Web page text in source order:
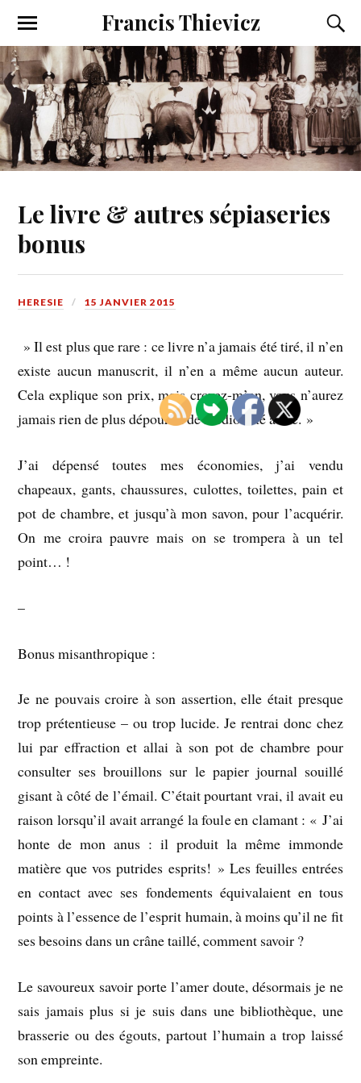
Francis Thievicz
Le livre & autres sépiaseries
bonus
HERESIE 15 JANVIER 2015
» Il est plus que rare : ce livre n’a jamais été tiré, il n’en
existe aucun manuscrit, il n’en a même aucun auteur.
Cela explique son prix, mais croyez-m’en, vous n’aurez
jamais rien de plus dépourvu de médiocrité à lire. »
J’ai dépensé toutes mes économies, j’ai vendu
chapeaux, gants, chaussures, culottes, toilettes, pain et
pot de chambre, et jusqu’à mon savon, pour l’acquérir.
On me croira pauvre mais on se trompera à un tel
point… !
–
Bonus misanthropique :
Je ne pouvais croire à son assertion, elle était presque
trop prétentieuse – ou trop lucide. Je rentrai donc chez
lui par effraction et allai à son pot de chambre pour
consulter ses brouillons sur le papier journal souillé
gisant à côté de l’émail. C’était pourtant vrai, il avait eu
raison lorsqu’il avait arrangé la foule en clamant : « J’ai
honte de mon anus : il produit la même immonde
matière que vos putrides esprits! » Les feuilles entrées
en contact avec ses fondements équivalaient en tous
points à l’essence de l’esprit humain, à moins qu’il ne fit
ses besoins dans un crâne taillé, comment savoir ?
Le savoureux savoir porte l’amer doute, désormais je ne
sais jamais plus si je suis dans une bibliothèque, une
brasserie ou des égouts, partout l’humain a trop laissé
son empreinte.